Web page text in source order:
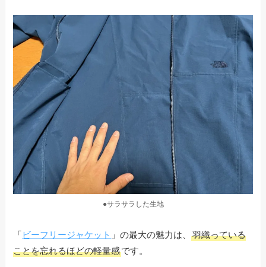
●サラサラした生地
「ビーフリージャケット 」の最大の魅力は、羽織っている
ことを忘れるほどの軽量感です。